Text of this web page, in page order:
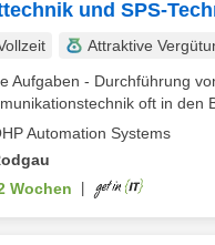
und SPS-
Attraktive
Aufgaben - Durchführung
oft in den
Automation Systems
Wochen